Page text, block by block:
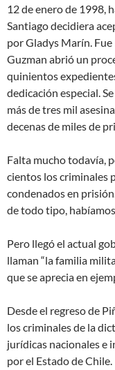
12 de enero de 1998,
Santiago decidiera
por Gladys Marín. Fue
Guzman abrió un
quinientos
dedicación especial.
más de tres mil
decenas de miles de
Falta mucho todavía,
cientos los criminales
condenados en
de todo tipo,
Pero llegó el actual
llaman “la familia
que se aprecia en
Desde el regreso de
los criminales de la
jurídicas nacionales e
por el Estado de